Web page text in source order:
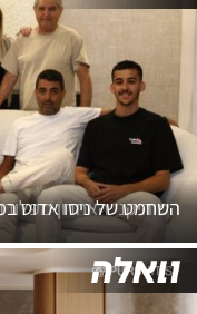
המוהיקני האחרון
השחמט של ניסו אדוט